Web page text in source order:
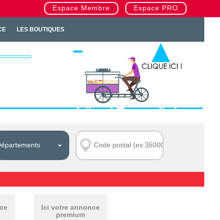
Espace Membre Espace PRO
LES BOUTIQUES
Ici votre annonce
premium